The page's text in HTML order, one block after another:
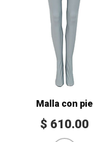
Malla con pie
$ 610.00